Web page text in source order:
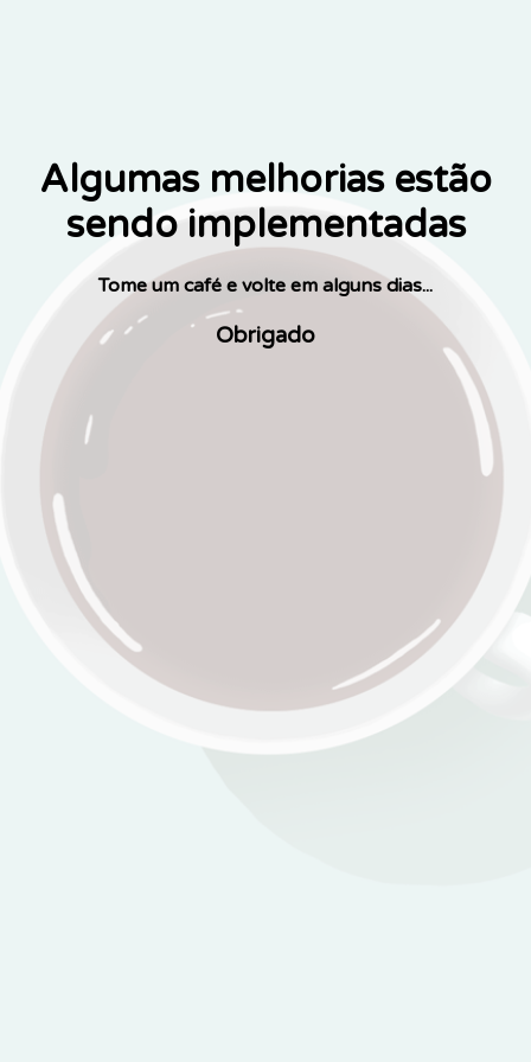
Algumas melhorias estão
sendo implementadas
Tome um café e volte em alguns dias...
Obrigado